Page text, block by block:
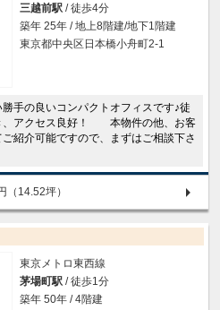
三越前駅 / 徒歩4分
築年 25年 / 地上8階建/地下1階建
東京都中央区日本橋小舟町2-1
手の良いコンパクトオフィスです♪徒
、アクセス良好！ 本物件の他、お客
紹介可能ですので、まずはご相談下さ
14.52坪）
東京メトロ東西線
茅場町駅 / 徒歩1分
築年 50年 / 4階建